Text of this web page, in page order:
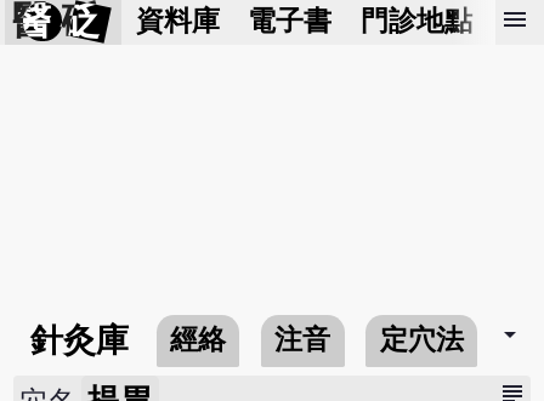
醫 砭 資料庫 電子書 門診地點 預
menu
針灸庫 經絡 注音 定穴法 arrow_drop_down
subject